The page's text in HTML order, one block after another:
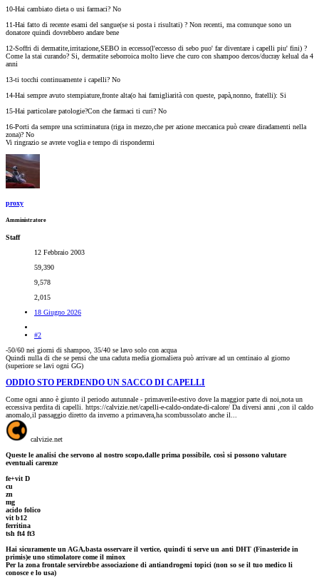
10-Hai cambiato dieta o usi farmaci? No
11-Hai fatto di recente esami del sangue(se si posta i risultati) ? Non recenti, ma comunque sono un
donatore quindi dovrebbero andare bene
12-Soffri di dermatite,irritazione,SEBO in eccesso(l'eccesso di sebo puo' far diventare i capelli piu' fini) ?
Come la stai curando? Si, dermatite seborroica molto lieve che curo con shampoo dercos/ducray kelual da 4
anni
13-ti tocchi continuamente i capelli? No
14-Hai sempre avuto stempiature,fronte alta(o hai famigliarità con queste, papà,nonno, fratelli): Si
15-Hai particolare patologie?Con che farmaci ti curi? No
16-Porti da sempre una scriminatura (riga in mezzo,che per azione meccanica può creare diradamenti nella
zona)? No
Vi ringrazio se avrete voglia e tempo di rispondermi
proxy
Amministratore
Staff
12 Febbraio 2003
59,390
9,578
2,015
18 Giugno 2026
#2
-50/60 nei giorni di shampoo, 35/40 se lavo solo con acqua
Quindi nulla di che se pensi che una caduta media giornaliera può arrivare ad un centinaio al giorno
(superiore se lavi ogni GG)
ODDIO STO PERDENDO UN SACCO DI CAPELLI
Come ogni anno è giunto il periodo autunnale - primaverile-estivo dove la maggior parte di noi,nota un
eccessiva perdita di capelli. https://calvizie.net/capelli-e-caldo-ondate-di-calore/ Da diversi anni ,con il caldo
anomalo,il passaggio diretto da inverno a primavera,ha scombussolato anche il...
calvizie.net
Queste le analisi che servono al nostro scopo,dalle prima possibile, così si possono valutare
eventuali carenze
fe+vit D
cu
zn
mg
acido folico
vit b12
ferritina
tsh ft4 ft3
Hai sicuramente un AGA,basta osservare il vertice, quindi ti serve un anti DHT (Finasteride in
primis)e uno stimolatore come il minox
Per la zona frontale servirebbe associazione di antiandrogeni topici (non so se il tuo medico li
conosce e lo usa)